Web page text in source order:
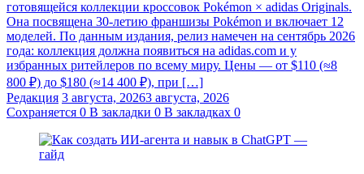
готовящейся коллекции кроссовок Pokémon × adidas Originals.
Она посвящена 30-летию франшизы Pokémon и включает 12
моделей. По данным издания, релиз намечен на сентябрь 2026
года: коллекция должна появиться на adidas.com и у
избранных ритейлеров по всему миру. Цены — от $110 (≈8
800 ₽) до $180 (≈14 400 ₽), при […]
Редакция 3 августа, 20263 августа, 2026
Сохраняется 0 В закладки 0 В закладках 0